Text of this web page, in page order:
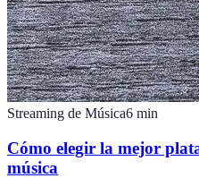
Streaming de Música6 min
Cómo elegir la mejor
música